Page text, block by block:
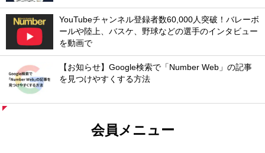
YouTubeチャンネル登録者数60,000人突破！バレーボ
ールや陸上、バスケ、野球などの選手のインタビュー
を動画で
【お知らせ】Google検索で「Number Web」の記事
を見つけやすくする方法
会員メニュー